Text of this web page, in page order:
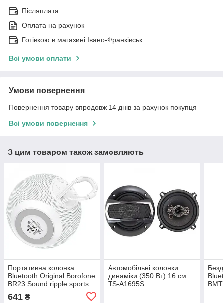
Післяплата
Оплата на рахунок
Готівкою в магазині Івано-Франківськ
Всі умови оплати
Умови повернення
Повернення товару впродовж 14 днів за рахунок покупця
Всі умови повернення
З цим товаром також замовляють
Портативна колонка
Bluetooth Original Borofone
BR23 Sound ripple sports
641 ₴
Автомобільні колонки
динаміки (350 Вт) 16 см
TS-A1695S